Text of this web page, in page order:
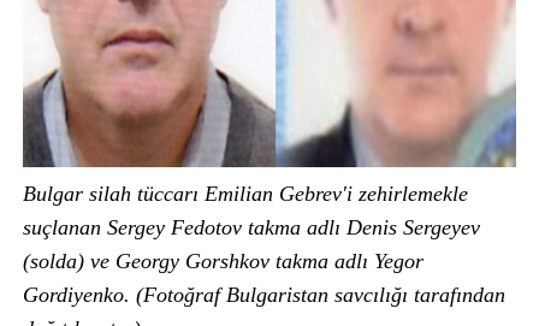
Bulgar silah tüccarı Emilian Gebrev'i zehirlemekle
suçlanan Sergey Fedotov takma adlı Denis Sergeyev
(solda) ve Georgy Gorshkov takma adlı Yegor
Gordiyenko. (Fotoğraf Bulgaristan savcılığı tarafından